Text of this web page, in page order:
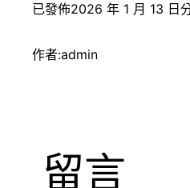
已發佈2026 年 1 月 13 日
作者:admin
留言